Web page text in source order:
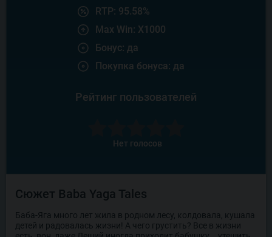
RTP: 95.58%
Max Win: X1000
Бонус: да
Покупка бонуса: да
Рейтинг пользователей
Нет голосов
Сюжет Baba Yaga Tales
Баба-Яга много лет жила в родном лесу, колдовала, кушала
детей и радовалась жизни! А чего грустить? Все в жизни